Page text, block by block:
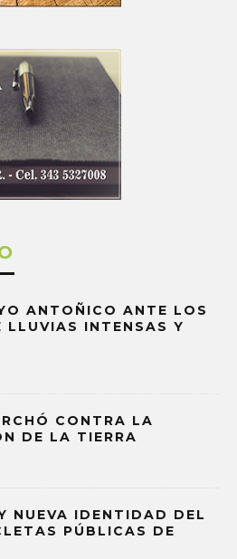
ANTOÑICO ANTE LOS
LLUVIAS INTENSAS Y
CONTRA LA
DE LA TIERRA
NUEVA IDENTIDAD DEL
PÚBLICAS DE